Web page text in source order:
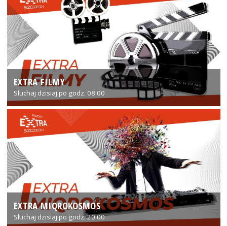
EXTRA FILMY
Słuchaj dzisiaj po godz. 08:00
EXTRA MIQROKOSMOS
Słuchaj dzisiaj po godz. 20:00